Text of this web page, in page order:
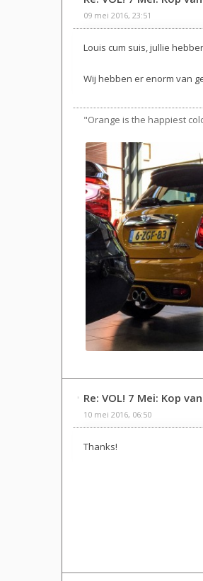
09 mei 2016, 23:51
Louis cum suis, jullie
Wij hebben er enorm van
"Orange is the happiest
Re: VOL! 7 Mei: Kop
10 mei 2016, 06:50
Thanks!